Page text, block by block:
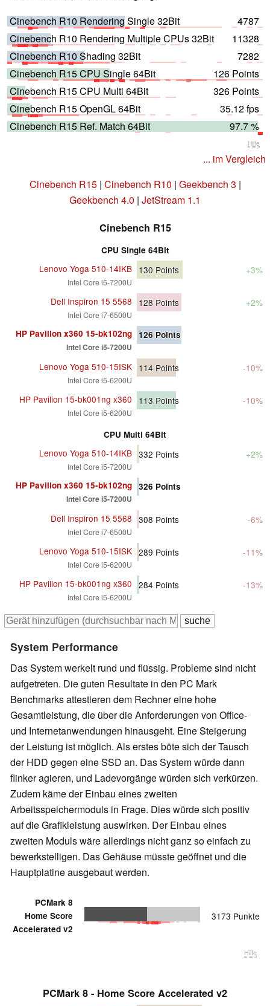
Cinebench R10 Rendering Single 32Bit
4787
Cinebench R10 Rendering Multiple CPUs 32Bit
11328
Cinebench R10 Shading 32Bit
7282
Cinebench R15 CPU Single 64Bit
126 Points
Cinebench R15 CPU Multi 64Bit
326 Points
Cinebench R15 OpenGL 64Bit
35.12 fps
Cinebench R15 Ref. Match 64Bit
97.7 %
Hilfe
... im Vergleich
Cinebench R15| Cinebench R10 | Geekbench 3 |
Geekbench 4.0 | JetStream 1.1
Cinebench R15
CPU Single 64Bit
Lenovo Yoga 510-14IKB
Intel Core i5-7200U
130 Points +3%
Dell Inspiron 15 5568
Intel Core i7-6500U
128 Points +2%
HP Pavilion x360 15-bk102ng
Intel Core i5-7200U
126 Points
Lenovo Yoga 510-15ISK
Intel Core i5-6200U
114 Points -10%
HP Pavilion 15-bk001ng x360
Intel Core i5-6200U
113 Points -10%
CPU Multi 64Bit
Lenovo Yoga 510-14IKB
Intel Core i5-7200U
332 Points +2%
HP Pavilion x360 15-bk102ng
Intel Core i5-7200U
326 Points
Dell Inspiron 15 5568
Intel Core i7-6500U
308 Points -6%
Lenovo Yoga 510-15ISK
Intel Core i5-6200U
289 Points -11%
HP Pavilion 15-bk001ng x360
Intel Core i5-6200U
284 Points -13%
System Performance
Das System werkelt rund und flüssig. Probleme sind nicht
aufgetreten. Die guten Resultate in den PC Mark
Benchmarks attestieren dem Rechner eine hohe
Gesamtleistung, die über die Anforderungen von Office-
und Internetanwendungen hinausgeht. Eine Steigerung
der Leistung ist möglich. Als erstes böte sich der Tausch
der HDD gegen eine SSD an. Das System würde dann
flinker agieren, und Ladevorgänge würden sich verkürzen.
Zudem käme der Einbau eines zweiten
Arbeitsspeichermoduls in Frage. Dies würde sich positiv
auf die Grafikleistung auswirken. Der Einbau eines
zweiten Moduls wäre allerdings nicht ganz so einfach zu
bewerkstelligen. Das Gehäuse müsste geöffnet und die
Hauptplatine ausgebaut werden.
PCMark 8
Home Score
Accelerated v2
3173 Punkte
Hilfe
PCMark 8 - Home Score Accelerated v2